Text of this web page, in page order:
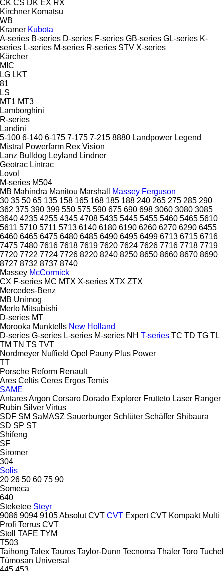
CK CS DK EX RX
Kirchner Komatsu
WB
Kramer Kubota
A-series B-series D-series F-series GB-series GL-series K-
series L-series M-series R-series STV X-series
Kärcher
MIC
LG LKT
81
LS
MT1 MT3
Lamborghini
R-series
Landini
5-100 6-140 6-175 7-175 7-215 8880 Landpower Legend
Mistral
Powerfarm Rex Vision
Lanz Bulldog Leyland Lindner
Geotrac Lintrac
Lovol
M-series M504
MB Mahindra Manitou Marshall
Massey Ferguson
30 35 50 65 135 158 165 168 185 188 240 265 275 285 290
362 375 390 399 550 575 590 675 690 698 3060 3080 3085
3640 4235 4255 4345 4708 5435 5445 5455 5460 5465 5610
5611 5710 5711 5713 6140 6180 6190 6260 6270 6290 6455
6460 6465 6475 6480 6485 6490 6495 6499 6713 6715 6716
7475 7480 7616 7618 7619 7620 7624 7626 7716 7718 7719
7720 7722 7724 7726 8220 8240 8250 8650 8660 8670 8690
8727 8732 8737 8740
Massey McCormick
CX F-series MC MTX X-series XTX ZTX
Mercedes-Benz
MB Unimog
Merlo Mitsubishi
D-series MT
Morooka Munktells New Holland
D-series G-series L-series M-series NH T-series TC TD TG TL
TM TN TS TVT
Nordmeyer Nuffield Opel Pauny Plus Power
TT
Porsche Reform Renault
Ares Celtis Ceres Ergos Temis
SAME
AntaresArgon Corsaro Dorado Explorer Frutteto Laser Ranger
Rubin Silver Virtus
SDF SM SaMASZ Sauerburger Schlüter Schäffer Shibaura
SD SP ST
Shifeng
SF
Siromer
304
Solis
20 26 50 60 75 90
Someca
640
Steketee Steyr
9086 9094 9105Absolut CVT CVT Expert CVT Kompakt Multi
Profi Terrus CVT
Stoll
TAFE TYM
T503
Taihong Talex Tauros Taylor-Dunn Tecnoma Thaler Toro Tuchel
Tümosan Universal
445 453